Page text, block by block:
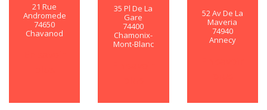
21 Rue
Andromede
74650
Chavanod
35 Pl De La
Gare
74400
Chamonix-
Mont-Blanc
52 Av De La
Maveria
74940
Annecy